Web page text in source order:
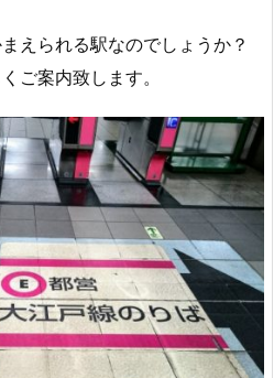
えられる駅なのでしょうか？
ご案内致します。